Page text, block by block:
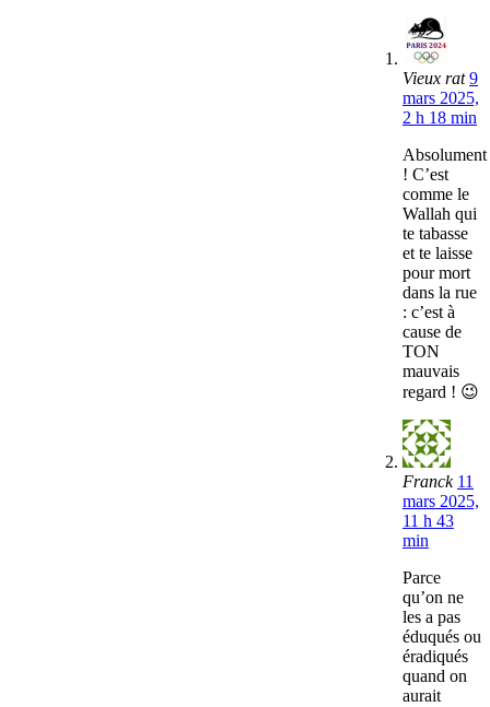
Vieux rat 9
mars 2025,
2 h 18 min
Absolument
! C’est
comme le
Wallah qui
te tabasse
et te laisse
pour mort
dans la rue
: c’est à
cause de
TON
mauvais
regard ! 😉
Franck 11
mars 2025,
11 h 43
min
Parce
qu’on ne
les a pas
éduqués ou
éradiqués
quand on
aurait